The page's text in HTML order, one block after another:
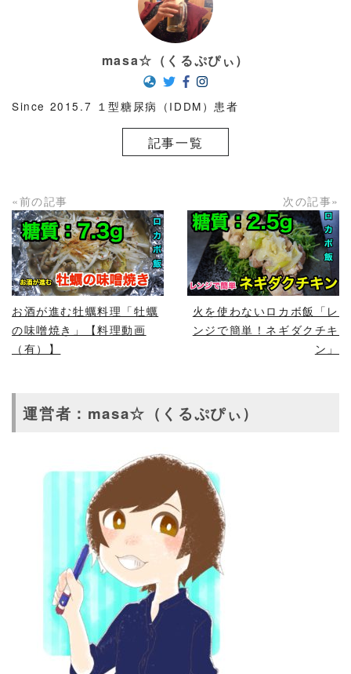
masa☆（くるぷぴぃ）
Since 2015.7 １型糖尿病（IDDM）患者
記事一覧
«前の記事
READ MORE
お酒が進む牡蠣料理「牡蠣
の味噌焼き」【料理動画
（有）】
次の記事»
READ MORE
火を使わないロカボ飯「レ
ンジで簡単！ネギダクチキ
ン」
運営者：masa☆（くるぷぴぃ）